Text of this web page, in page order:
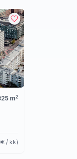
m2
€ / kk)